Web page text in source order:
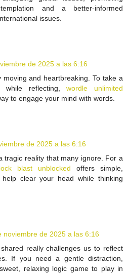
and a better-informed
issues.
de 2025 a las 6:16
moving and heartbreaking. To take a
while reflecting,wordle unlimited
to engage your mind with words.
de 2025 a las 6:16
tragic reality that many ignore. For a
blast unblocked offers simple,
clear your head while thinking
noviembre de 2025 a las 6:16
really challenges us to reflect
If you need a gentle distraction,
relaxing logic game to play in